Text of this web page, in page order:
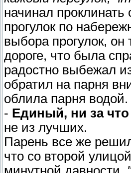
начинал проклинать
прогулок по
выбора прогулок,
дороге, что была
радостно выбежал
обратил на парня
облила парня водой.
- Единый, ни за
не из лучших.
Парень все же
что со второй